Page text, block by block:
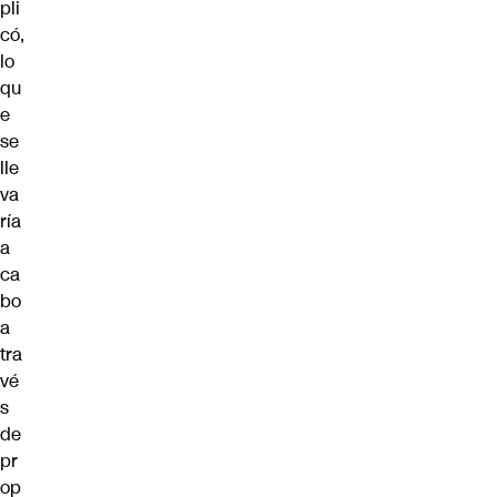
pli
có,
lo
qu
e
se
lle
va
ría
a
ca
bo
a
tra
vé
s
de
pr
op